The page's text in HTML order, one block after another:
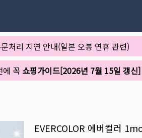
처리 지연 안내(일본 오봉 연휴 관련)
에 꼭 쇼핑가이드[2026년 7월 15일 갱신]
EVERCOLOR 에버컬러